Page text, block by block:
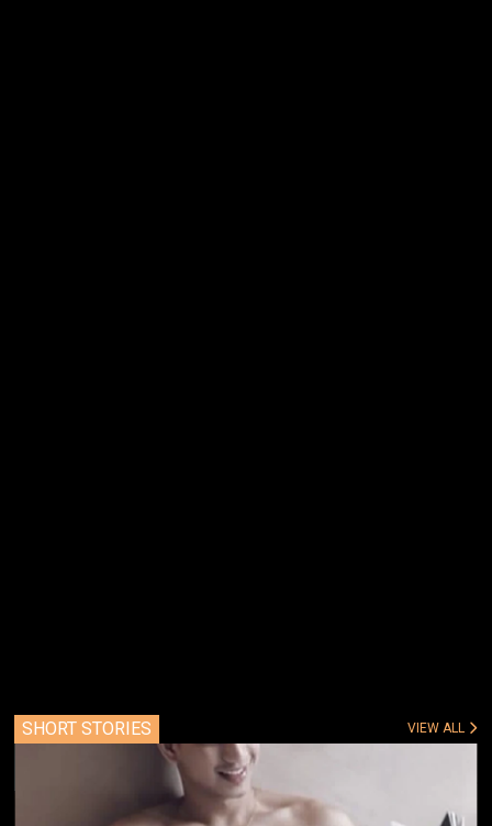
SHORT STORIES VIEW ALL